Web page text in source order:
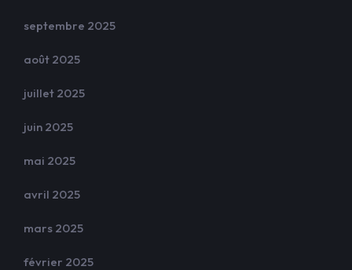
septembre 2025
août 2025
juillet 2025
juin 2025
mai 2025
avril 2025
mars 2025
février 2025